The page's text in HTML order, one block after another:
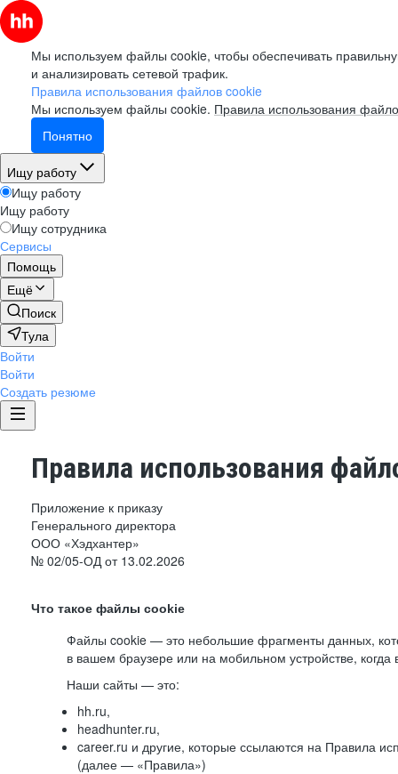
Мы используем файлы cookie, чтобы обеспечивать
и анализировать сетевой трафик.
Правила использования файлов cookie
Мы используем файлы cookie. Правила использования
Понятно
Ищу работу
Ищу работу
Ищу работу
Ищу сотрудника
Сервисы
Помощь
Ещё
Поиск
Тула
Войти
Войти
Создать резюме
Правила использования
Приложение к приказу
Генерального директора
ООО «Хэдхантер»
№ 02/05-ОД от 13.02.2026
Что такое файлы cookie
Файлы cookie — это небольшие фрагменты данных,
в вашем браузере или на мобильном устройстве,
Наши сайты — это:
hh.ru,
headhunter.ru,
career.ru и другие, которые ссылаются на Правила
(далее — «Правила»)